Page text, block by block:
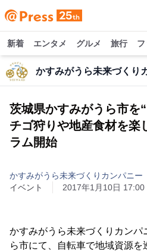
新着 エンタメ グルメ 旅行
かすみがうら未来づくり
茨城県かすみがうら市を
チゴ狩りや地産食材を楽
ラム開始
かすみがうら未来づくりカンパニー
イベント
2017年1月10日 17:00
かすみがうら未来づくりカンパ
ら市にて、自転車で地域資源